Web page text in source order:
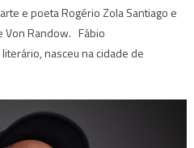
e poeta Rogério Zola Santiago e
Von Randow. Fábio
nasceu na cidade de